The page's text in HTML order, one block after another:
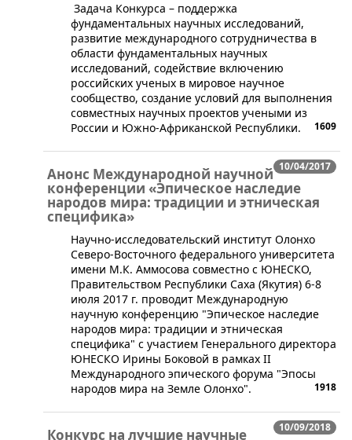
​Задача Конкурса – поддержка
фундаментальных научных исследований,
развитие международного сотрудничества в
области фундаментальных научных
исследований, содействие включению
российских ученых в мировое научное
сообщество, создание условий для выполнения
совместных научных проектов учеными из
России и Южно-Африканской Республики.
1609
10/04/2017
Анонс Международной научной
конференции «Эпическое наследие
народов мира: традиции и этническая
специфика»
​​Научно-исследовательский институт Олонхо
Северо-Восточного федерального университета
имени М.К. Аммосова совместно с ЮНЕСКО,
Правительством Республики Саха (Якутия) 6-8
июля 2017 г. проводит Международную
научную конференцию "Эпическое наследие
народов мира: традиции и этническая
специфика" с участием Генерального директора
ЮНЕСКО Ирины Боковой в рамках II
Международного эпического форума "Эпосы
народов мира на Земле Олонхо".
1918
10/09/2018
Конкурс на лучшие научные